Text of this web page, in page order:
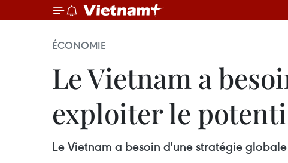
ÉCONOMIE
Le Vietnam a
exploiter le
Le Vietnam a besoin d'une stratégie